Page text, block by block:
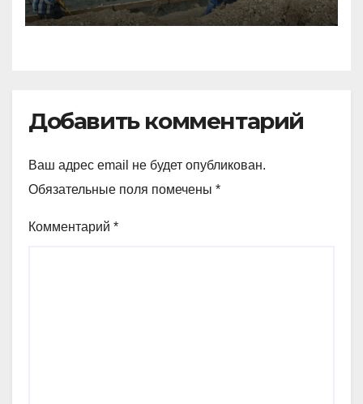
Добавить комментарий
Ваш адрес email не будет опубликован.
Обязательные поля помечены *
Комментарий *